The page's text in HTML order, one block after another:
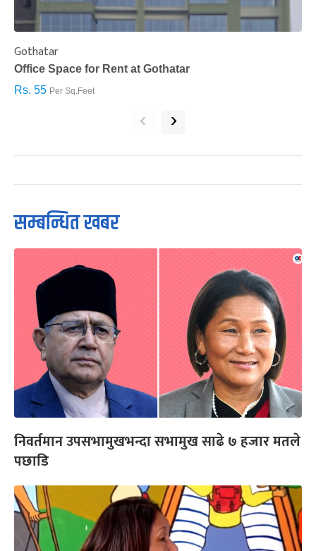
Gothatar
Office Space for Rent at Gothatar
Rs. 55 Per Sq.Feet
‹ ›
सम्बन्धित खबर
निवर्तमान उपसभामुखभन्दा सभामुख साढे ७ हजार मतले
पछाडि